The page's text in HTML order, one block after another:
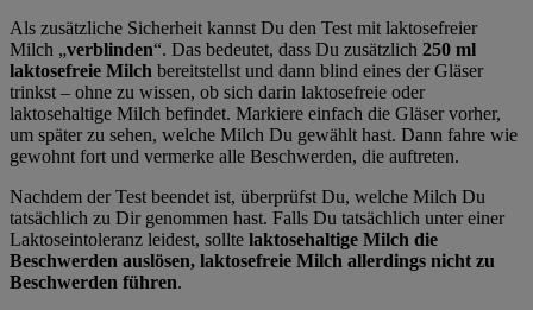
Als zusätzliche Sicherheit kannst Du den Test mit laktosefreier
Milch „verblinden“. Das bedeutet, dass Du zusätzlich 250 ml
laktosefreie Milch bereitstellst und dann blind eines der Gläser
trinkst – ohne zu wissen, ob sich darin laktosefreie oder
laktosehaltige Milch befindet. Markiere einfach die Gläser vorher,
um später zu sehen, welche Milch Du gewählt hast. Dann fahre wie
gewohnt fort und vermerke alle Beschwerden, die auftreten.
Nachdem der Test beendet ist, überprüfst Du, welche Milch Du
tatsächlich zu Dir genommen hast. Falls Du tatsächlich unter einer
Laktoseintoleranz leidest, sollte laktosehaltige Milch die
Beschwerden auslösen, laktosefreie Milch allerdings nicht zu
Beschwerden führen.